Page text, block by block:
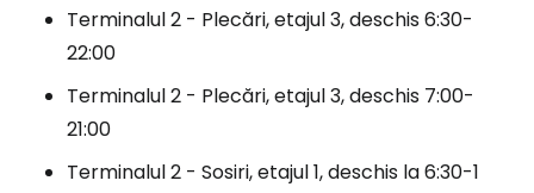
Terminalul 2 - Plecări, etajul 3, deschis 6:30-
22:00
Terminalul 2 - Plecări, etajul 3, deschis 7:00-
21:00
Terminalul 2 - Sosiri, etajul 1, deschis la 6:30-1